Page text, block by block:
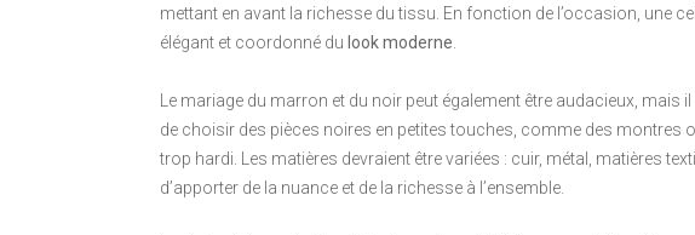
mettant en avant la richesse du tissu. En fonction de l’occasion, une
élégant et coordonné du look moderne
Le mariage du marron et du noir peut également être audacieux, mais
de choisir des pièces noires en petites touches, comme des montres
trop hardi. Les matières devraient être variées : cuir, métal, matières
d’apporter de la nuance et de la richesse à l’ensemble.